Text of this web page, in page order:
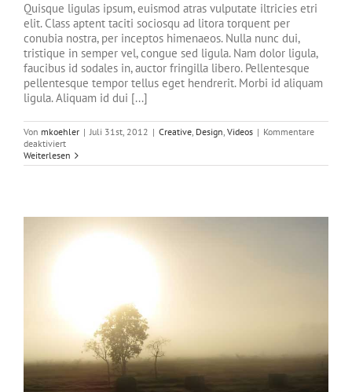
Quisque ligulas ipsum, euismod atras vulputate iltricies etri
elit. Class aptent taciti sociosqu ad litora torquent per
conubia nostra, per inceptos himenaeos. Nulla nunc dui,
tristique in semper vel, congue sed ligula. Nam dolor ligula,
faucibus id sodales in, auctor fringilla libero. Pellentesque
pellentesque tempor tellus eget hendrerit. Morbi id aliquam
ligula. Aliquam id dui [...]
Von mkoehler | Juli 31st, 2012 | Creative, Design, Videos | Kommentare
deaktiviertfür
Class
Aptent
Weiterlesen